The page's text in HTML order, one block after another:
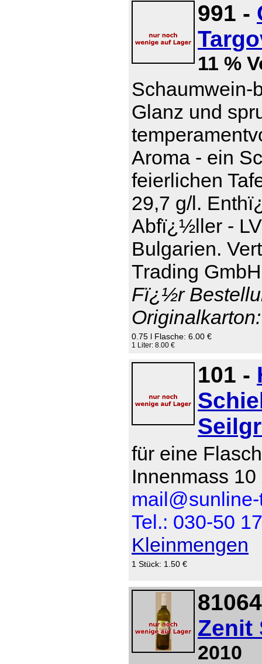
991 -
11 %
Schaumwein-
Glanz und
Aroma - ein
feierlichen
29,7 g/l.
Abfï¿½ller -
Bulgarien.
Trading
Fï¿½r
Originalkarton:
0.75 l Flasche: 6.00 €
1 Liter: 8.00 €
101 -
für eine
Innenmass
Tel.: 030-50
Kleinmengen
1 Stück: 1.50 €
Zenit
2010